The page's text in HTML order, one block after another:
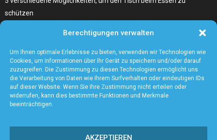
Berechtigungen verwalten
Um Ihnen optimale Erlebnisse zu bieten, verwenden wir Technologien wie
Cookies, um Informationen über Ihr Gerät zu speichern und/oder darauf
zuzugreifen. Die Zustimmung zu diesen Technologien ermöglicht uns
die Verarbeitung von Daten wie Ihrem Surfverhalten oder eindeutigen IDs
auf dieser Website. Wenn Sie Ihre Zustimmung nicht erteilen oder
widerrufen, kann dies bestimmte Funktionen und Merkmale
beeinträchtigen.
AKZEPTIEREN
schützen
Wählen Sie den richtigen Fleischzuschnitt, wie zum Beispiel
Hochrippe vom Rind für Ihr Gericht